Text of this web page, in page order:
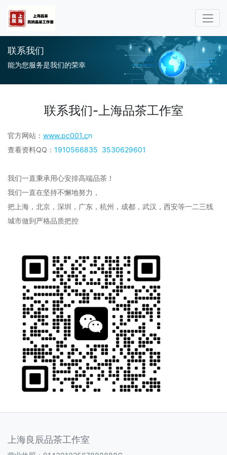
联系我们
能为您服务是我们的荣幸
联系我们-上海品茶工作室
官方网站： www.pc001.cn
查看资料QQ： 1910566835 3530629601
我们一直秉承用心安排高端品茶！
我们一直在坚持不懈地努力，
把上海，北京，深圳，广东，杭州，成都，武汉，西安等一二三线
城市做到严格品质把控
上海良辰品茶工作室